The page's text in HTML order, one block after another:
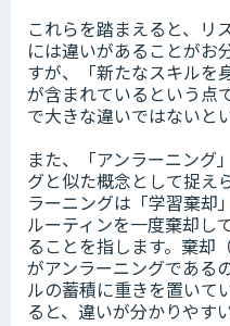
これらを踏まえると、リ
には違いがあることがお
すが、「新たなスキルを
が含まれているという点
で大きな違いではないと
また、「アンラーニング
グと似た概念として捉え
ラーニングは「学習棄却
ルーティンを一度棄却し
ることを指します。棄却
がアンラーニングである
ルの蓄積に重きを置いて
ると、違いが分かりやす